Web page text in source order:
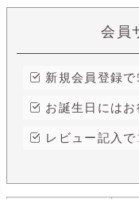
会員
新規会員登録
お誕生日には
レビュー記入